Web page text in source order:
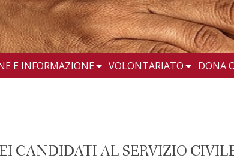
E INFORMAZIONE VOLONTARIATO DONA
CANDIDATI AL SERVIZIO